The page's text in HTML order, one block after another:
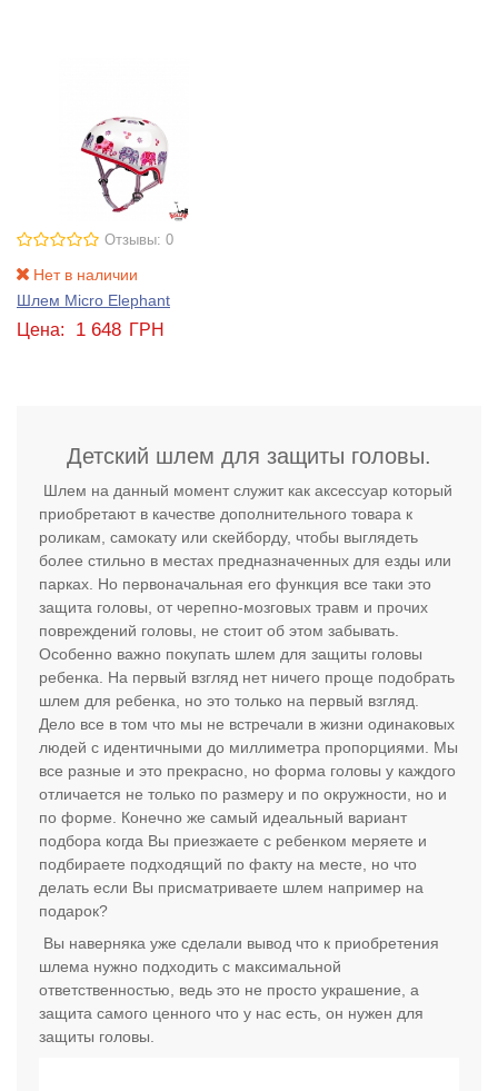
Отзывы: 0
Нет в наличии
Шлем Micro Elephant
Цена: 1 648 ГРН
Детский шлем для защиты головы.
Шлем на данный момент служит как аксессуар который
приобретают в качестве дополнительного товара к
роликам, самокату или скейборду, чтобы выглядеть
более стильно в местах предназначенных для езды или
парках. Но первоначальная его функция все таки это
защита головы, от черепно-мозговых травм и прочих
повреждений головы, не стоит об этом забывать.
Особенно важно покупать шлем для защиты головы
ребенка. На первый взгляд нет ничего проще подобрать
шлем для ребенка, но это только на первый взгляд.
Дело все в том что мы не встречали в жизни одинаковых
людей с идентичными до миллиметра пропорциями. Мы
все разные и это прекрасно, но форма головы у каждого
отличается не только по размеру и по окружности, но и
по форме. Конечно же самый идеальный вариант
подбора когда Вы приезжаете с ребенком меряете и
подбираете подходящий по факту на месте, но что
делать если Вы присматриваете шлем например на
подарок?
Вы наверняка уже сделали вывод что к приобретения
шлема нужно подходить с максимальной
ответственностью, ведь это не просто украшение, а
защита самого ценного что у нас есть, он нужен для
защиты головы.